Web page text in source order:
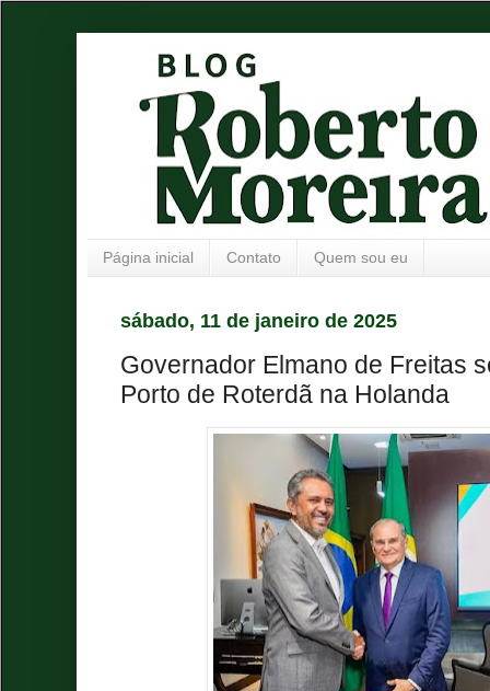
Página inicial Contato Quem sou eu
sábado, 11 de janeiro de 2025
Governador Elmano de Freitas
Porto de Roterdã na Holanda